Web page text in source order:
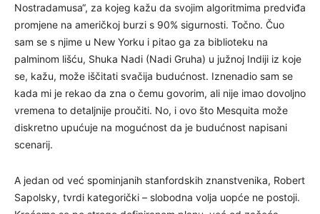
Nostradamusa“, za kojeg kažu da svojim algoritmima predviđa
promjene na američkoj burzi s 90% sigurnosti. Točno. Čuo
sam se s njime u New Yorku i pitao ga za biblioteku na
palminom lišću, Shuka Nadi (Nadi Gruha) u južnoj Indiji iz koje
se, kažu, može iščitati svačija budućnost. Iznenadio sam se
kada mi je rekao da zna o čemu govorim, ali nije imao dovoljno
vremena to detaljnije proučiti. No, i ovo što Mesquita može
diskretno upućuje na mogućnost da je budućnost napisani
scenarij.
A jedan od već spominjanih stanfordskih znanstvenika, Robert
Sapolsky, tvrdi kategorički – slobodna volja uopće ne postoji.